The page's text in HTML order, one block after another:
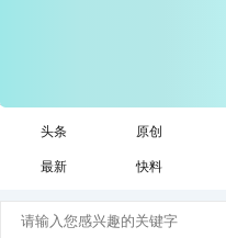
头条 原创
最新 快料